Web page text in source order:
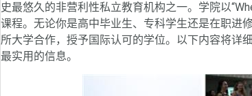
史最悠久的非营利性私立教育机构之一。学院以
课程。无论你是高中毕业生、专科学生还是在职进
所大学合作，授予国际认可的学位。以下内容将详
最实用的信息。